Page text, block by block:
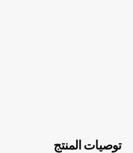
توصيات المنتج